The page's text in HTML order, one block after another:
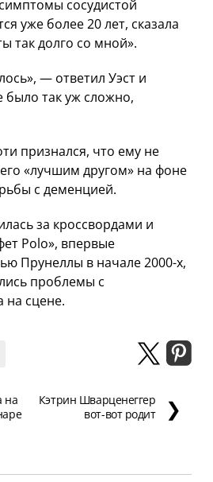
сосудистой
уже более 20 лет, сказала
так долго со мной».
— ответил Уэст и
было так уж сложно,
признался, что ему не
«лучшим другом» на фоне
с деменцией.
за кроссвордами и
Polo», впервые
Прунеллы в начале 2000-х,
проблемы с
на сцене.
на
Кэтрин Шварценеггер
вот-вот родит
❯